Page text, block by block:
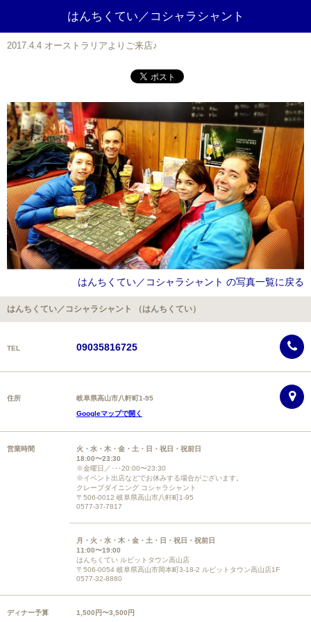
はんちくてい／コシャラシャント
2017.4.4 オーストラリアよりご来店♪
はんちくてい／コシャラシャント の写真一覧に戻る
はんちくてい／コシャラシャント （はんちくてい）
TEL 09035816725
住所
岐阜県高山市八軒町1-95
Googleマップで開く
営業時間
火・水・木・金・土・日・祝日・祝前日
18:00〜23:30
※金曜日／･･･20:00〜23:30
※イベント出店などでお休みする場合がございます。
クレープダイニング コシャラシャント
〒506-0012 岐阜県高山市八軒町1-95
0577-37-7817
月・火・水・木・金・土・日・祝日・祝前日
11:00〜19:00
はんちくてい ルビットタウン高山店
〒506-0054 岐阜県高山市岡本町3-18-2 ルビットタウン高山店1F
0577-32-8880
ディナー予算 1,500円〜3,500円